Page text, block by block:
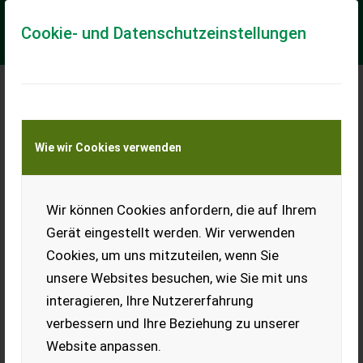
Cookie- und Datenschutzeinstellungen
Wie wir Cookies verwenden
Wir können Cookies anfordern, die auf Ihrem
Gerät eingestellt werden. Wir verwenden
Cookies, um uns mitzuteilen, wenn Sie
unsere Websites besuchen, wie Sie mit uns
interagieren, Ihre Nutzererfahrung
verbessern und Ihre Beziehung zu unserer
Website anpassen.
Meine Transportkostenanfrage
Transport von Land- und Baumaschinen –
KEINE Tiertransporte
Ritter S27 DYEE
________ Baujahr 2006 Winde im Werk überholt max. 70 kN / 7
t Zugkraft Seil 100 / 11 m/mm neu Gewicht ohne Seil : 520 kg
inkl. Seil und Gelenkwell...
EUR 14.875 inkl. 19% MwSt